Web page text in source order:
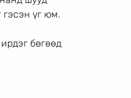
гэсэн үг юм.
бөгөөд